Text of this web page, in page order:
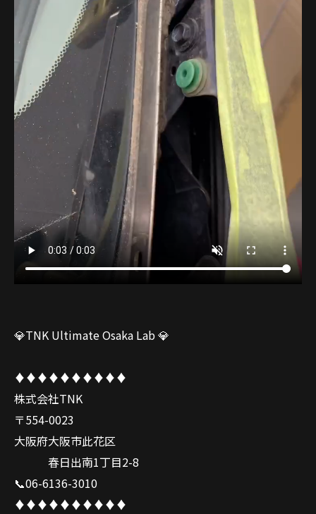
💎TNK Ultimate Osaka Lab 💎
♦️♦️♦️♦️♦️♦️♦️♦️♦️♦️
株式会社TNK
〒554-0023
大阪府大阪市此花区
春日出南1丁目2-8
📞06-6136-3010
♦️♦️♦️♦️♦️♦️♦️♦️♦️♦️